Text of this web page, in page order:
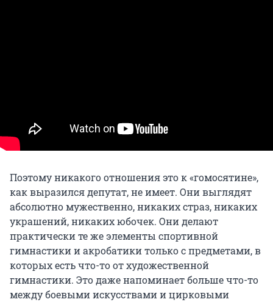
Поэтому никакого отношения это к «гомосятине»,
как выразился депутат, не имеет. Они выглядят
абсолютно мужественно, никаких страз, никаких
украшений, никаких юбочек. Они делают
практически те же элементы спортивной
гимнастики и акробатики только с предметами, в
которых есть что-то от художественной
гимнастики. Это даже напоминает больше что-то
между боевыми искусствами и цирковыми